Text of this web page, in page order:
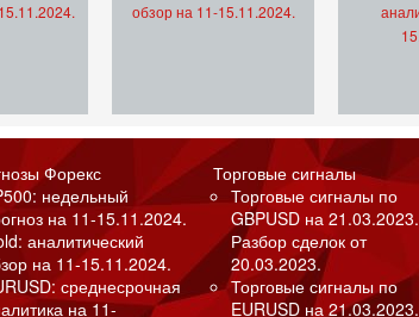
обзор на 11-15.11.2024.
Форекс
недельный
на 11-15.11.2024.
аналитический
на 11-15.11.2024.
среднесрочная
на 11-
Торговые сигналы
Торговые сигналы по
GBPUSD на 21.03.2023.
Разбор сделок от
20.03.2023.
Торговые сигналы по
EURUSD на 21.03.2023.